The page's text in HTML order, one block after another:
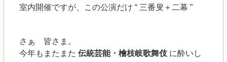
室内開催ですが、この公演だけ “ 三番叟＋二幕 ”
さぁ 皆さま。
今年もまたまた 伝統芸能・檜枝岐歌舞伎に酔いし